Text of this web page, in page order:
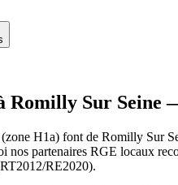
Romilly Sur Seine
H1a) font de Romilly Sur
nos partenaires RGE locaux
RE2020).